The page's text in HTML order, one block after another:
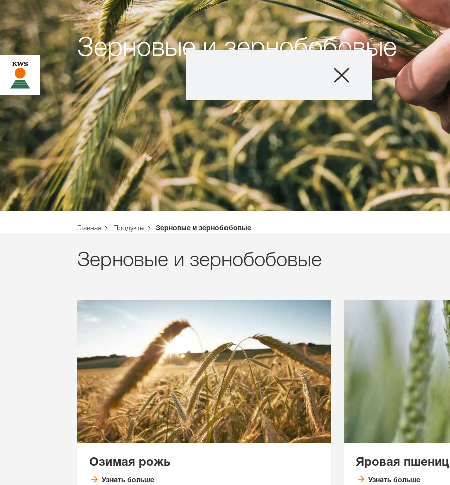
Продукты
Агросервис
Истории и
О нас
Связаться с
Главная Продукты Зерновые и зернобобовые
Зерновые и зернобобовые
Зерновые и зернобобовые
Озимая рожь
Узнать больше
Яровая
Узнать больше